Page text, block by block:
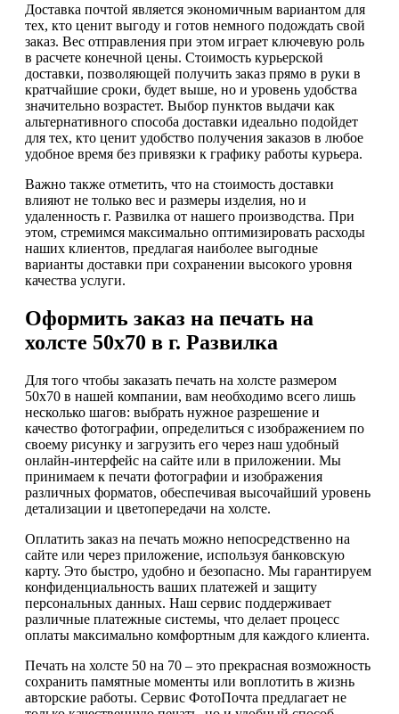
Доставка почтой является экономичным вариантом для
тех, кто ценит выгоду и готов немного подождать свой
заказ. Вес отправления при этом играет ключевую роль
в расчете конечной цены. Стоимость курьерской
доставки, позволяющей получить заказ прямо в руки в
кратчайшие сроки, будет выше, но и уровень удобства
значительно возрастет. Выбор пунктов выдачи как
альтернативного способа доставки идеально подойдет
для тех, кто ценит удобство получения заказов в любое
удобное время без привязки к графику работы курьера.
Важно также отметить, что на стоимость доставки
влияют не только вес и размеры изделия, но и
удаленность г. Развилка от нашего производства. При
этом, стремимся максимально оптимизировать расходы
наших клиентов, предлагая наиболее выгодные
варианты доставки при сохранении высокого уровня
качества услуги.
Оформить заказ на печать на
холсте 50х70 в г. Развилка
Для того чтобы заказать печать на холсте размером
50х70 в нашей компании, вам необходимо всего лишь
несколько шагов: выбрать нужное разрешение и
качество фотографии, определиться с изображением по
своему рисунку и загрузить его через наш удобный
онлайн-интерфейс на сайте или в приложении. Мы
принимаем к печати фотографии и изображения
различных форматов, обеспечивая высочайший уровень
детализации и цветопередачи на холсте.
Оплатить заказ на печать можно непосредственно на
сайте или через приложение, используя банковскую
карту. Это быстро, удобно и безопасно. Мы гарантируем
конфиденциальность ваших платежей и защиту
персональных данных. Наш сервис поддерживает
различные платежные системы, что делает процесс
оплаты максимально комфортным для каждого клиента.
Печать на холсте 50 на 70 – это прекрасная возможность
сохранить памятные моменты или воплотить в жизнь
авторские работы. Сервис ФотоПочта предлагает не